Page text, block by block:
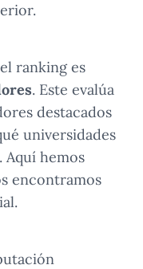
ranking es
. Este evalúa
destacados
universidades
Aquí hemos
encontramos